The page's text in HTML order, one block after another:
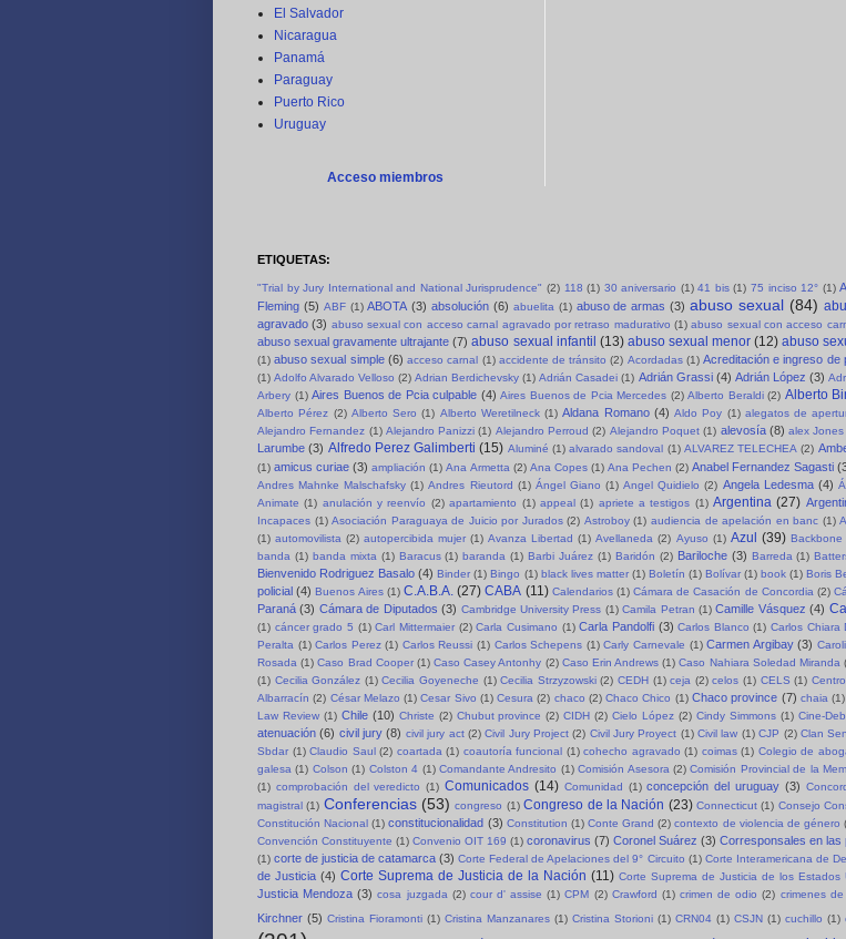
El Salvador
Nicaragua
Panamá
Paraguay
Puerto Rico
Uruguay
Acceso miembros
ETIQUETAS:
"Trial by Jury International and National Jurisprudence" (2) 118 (1) 30 aniversario (1) 41 bis (1) 75 inciso 12° (1)
Fleming (5) ABF (1) ABOTA (3) absolución (6) abuelita (1) abuso de armas (3) abuso sexual (84)
agravado (3) abuso sexual con acceso carnal agravado por retraso madurativo (1) abuso sexual con acceso
abuso sexual gravamente ultrajante (7) abuso sexual infantil (13) abuso sexual menor (12) abuso
(1) abuso sexual simple (6) acceso carnal (1) accidente de tránsito (2) Acordadas (1) Acreditación e ingreso de
(1) Adolfo Alvarado Velloso (2) Adrian Berdichevsky (1) Adrián Casadei (1) Adrián Grassi (4) Adrián López (3)
Arbery (1) Aires Buenos de Pcia culpable (4) Aires Buenos de Pcia Mercedes (2) Alberto Beraldi (2) Alberto
Alberto Pérez (2) Alberto Sero (1) Alberto Weretilneck (1) Aldana Romano (4) Aldo Poy (1) alegatos de
Alejandro Fernandez (1) Alejandro Panizzi (1) Alejandro Perroud (2) Alejandro Poquet (1) alevosía (8) alex Jones
Larumbe (3) Alfredo Perez Galimberti (15) Aluminé (1) alvarado sandoval (1) ALVAREZ TELECHEA (2)
(1) amicus curiae (3) ampliación (1) Ana Armetta (2) Ana Copes (1) Ana Pechen (2) Anabel Fernandez Sagasti
Andres Mahnke Malschafsky (1) Andres Rieutord (1) Ángel Giano (1) Angel Quidielo (2) Angela Ledesma (4)
Animate (1) anulación y reenvío (2) apartamiento (1) appeal (1) apriete a testigos (1) Argentina (27)
Incapaces (1) Asociación Paraguaya de Juicio por Jurados (2) Astroboy (1) audiencia de apelación en banc (1)
(1) automovilista (2) autopercibida mujer (1) Avanza Libertad (1) Avellaneda (2) Ayuso (1) Azul (39) Backbone
banda (1) banda mixta (1) Baracus (1) baranda (1) Barbi Juárez (1) Baridón (2) Bariloche (3) Barreda (1)
Bienvenido Rodriguez Basalo (4) Binder (1) Bingo (1) black lives matter (1) Boletín (1) Bolívar (1) book (1) Boris
policial (4) Buenos Aires (1) C.A.B.A. (27) CABA (11) Calendarios (1) Cámara de Casación de Concordia (2)
Paraná (3) Cámara de Diputados (3) Cambridge University Press (1) Camila Petran (1) Camille Vásquez (4)
(1) cáncer grado 5 (1) Carl Mittermaier (2) Carla Cusimano (1) Carla Pandolfi (3) Carlos Blanco (1) Carlos Chiara
Peralta (1) Carlos Perez (1) Carlos Reussi (1) Carlos Schepens (1) Carly Carnevale (1) Carmen Argibay (3)
Rosada (1) Caso Brad Cooper (1) Caso Casey Antonhy (2) Caso Erin Andrews (1) Caso Nahiara Soledad Miranda
(1) Cecilia González (1) Cecilia Goyeneche (1) Cecilia Strzyzowski (2) CEDH (1) ceja (2) celos (1) CELS (1)
Albarracín (2) César Melazo (1) Cesar Sivo (1) Cesura (2) chaco (2) Chaco Chico (1) Chaco province (7) chaia (1)
Law Review (1) Chile (10) Christe (2) Chubut province (2) CIDH (2) Cielo López (2) Cindy Simmons (1) Cine-
atenuación (6) civil jury (8) civil jury act (2) Civil Jury Project (2) Civil Jury Proyect (1) Civil law (1) CJP (2) Clan
Sbdar (1) Claudio Saul (2) coartada (1) coautoría funcional (1) cohecho agravado (1) coimas (1) Colegio de
galesa (1) Colson (1) Colston 4 (1) Comandante Andresito (1) Comisión Asesora (2) Comisión Provincial de la
(1) comprobación del veredicto (1) Comunicados (14) Comunidad (1) concepción del uruguay (3)
magistral (1) Conferencias (53) congreso (1) Congreso de la Nación (23) Connecticut (1) Consejo
Constitución Nacional (1) constitucionalidad (3) Constitution (1) Conte Grand (2) contexto de violencia de género
Convención Constituyente (1) Convenio OIT 169 (1) coronavirus (7) Coronel Suárez (3) Corresponsales en las
(1) corte de justicia de catamarca (3) Corte Federal de Apelaciones del 9° Circuito (1) Corte Interamericana de
de Justicia (4) Corte Suprema de Justicia de la Nación (11) Corte Suprema de Justicia de los Estados
Justicia Mendoza (3) cosa juzgada (2) cour d' assise (1) CPM (2) Crawford (1) crimen de odio (2) crimenes de
Kirchner (5) Cristina Fioramonti (1) Cristina Manzanares (1) Cristina Storioni (1) CRN04 (1) CSJN (1) cuchillo (1)